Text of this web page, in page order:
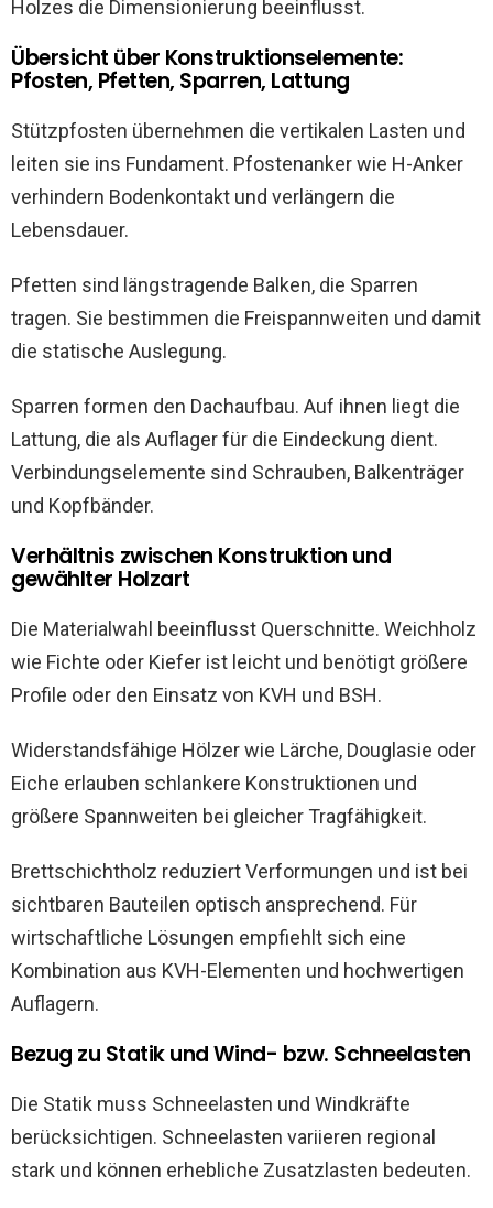
Holzes die Dimensionierung beeinflusst.
Übersicht über Konstruktionselemente:
Pfosten, Pfetten, Sparren, Lattung
Stützpfosten übernehmen die vertikalen Lasten und
leiten sie ins Fundament. Pfostenanker wie H-Anker
verhindern Bodenkontakt und verlängern die
Lebensdauer.
Pfetten sind längstragende Balken, die Sparren
tragen. Sie bestimmen die Freispannweiten und damit
die statische Auslegung.
Sparren formen den Dachaufbau. Auf ihnen liegt die
Lattung, die als Auflager für die Eindeckung dient.
Verbindungselemente sind Schrauben, Balkenträger
und Kopfbänder.
Verhältnis zwischen Konstruktion und
gewählter Holzart
Die Materialwahl beeinflusst Querschnitte. Weichholz
wie Fichte oder Kiefer ist leicht und benötigt größere
Profile oder den Einsatz von KVH und BSH.
Widerstandsfähige Hölzer wie Lärche, Douglasie oder
Eiche erlauben schlankere Konstruktionen und
größere Spannweiten bei gleicher Tragfähigkeit.
Brettschichtholz reduziert Verformungen und ist bei
sichtbaren Bauteilen optisch ansprechend. Für
wirtschaftliche Lösungen empfiehlt sich eine
Kombination aus KVH-Elementen und hochwertigen
Auflagern.
Bezug zu Statik und Wind- bzw. Schneelasten
Die Statik muss Schneelasten und Windkräfte
berücksichtigen. Schneelasten variieren regional
stark und können erhebliche Zusatzlasten bedeuten.